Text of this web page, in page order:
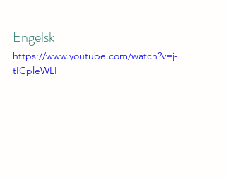
Engelsk
https://www.youtube.com/watch?v=j-
tICpleWLI